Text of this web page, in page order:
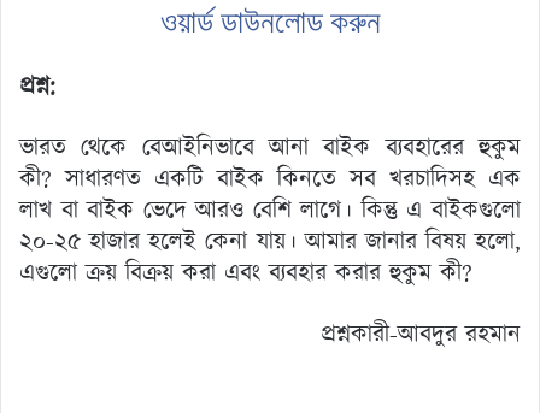
ওয়ার্ড ডাউনলোড করুন
প্রশ্ন:
ভারত থেকে বেআইনিভাবে আনা বাইক ব্যবহারের হুকুম
কী? সাধারণত একটি বাইক কিনতে সব খরচাদিসহ এক
লাখ বা বাইক ভেদে আরও বেশি লাগে। কিন্তু এ বাইকগুলো
২০-২৫ হাজার হলেই কেনা যায়। আমার জানার বিষয় হলো,
এগুলো ক্রয় বিক্রয় করা এবং ব্যবহার করার হুকুম কী?
প্রশ্নকারী-আবদুর রহমান